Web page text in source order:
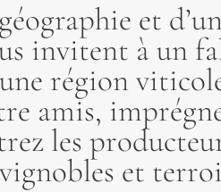
et
invitent à un
région
amis,
les
et